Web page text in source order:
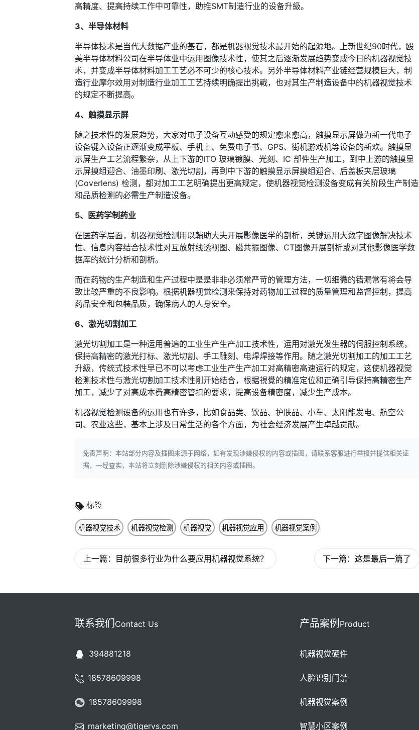
高精度、提高持续工作中可靠性，助推SMT制造行业的设备升級。
3、半导体材料
半导体技术是当代大数据产业的基石，都是机器视觉技术最开始的起源地。上新世纪90时代，殴
美半导体材料公司在半导体业中运用图像技术性，使其之后逐渐发展趋势变成今日的机器视觉技
术，并变成半导体材料加工工艺必不可少的核心技术。另外半导体材料产业链经营规模巨大，制
造行业摩尔效用对制造行业加工工艺持续明确提出挑戰，也对其生产制造设备中的机器视觉技术
的规定不断提高。
4、触摸显示屏
随之技术性的发展趋势，大家对电子设备互动感受的规定愈来愈高，触摸显示屏做为新一代电子
设备键入设备正逐渐变成平板、手机上、免费电子书、GPS、街机游戏机等设备的新欢。触摸显
示屏生产工艺流程繁杂，从上下游的ITO 玻璃镀膜、光刻、IC 部件生产加工，到中上游的触摸显
示屏摸组迎合、油墨印刷、激光切割，再到中下游的触摸显示屏摸组迎合、后盖板夹层玻璃
(Coverlens) 检测，都对加工工艺明确提出更高规定，使机器视觉检测设备变成有关阶段生产制造
和品质检测的必需生产制造设备。
5、医药学制药业
在医药学层面，机器视觉检测用以輔助大夫开展影像医学的剖析，关键运用大数字图像解决技术
性、信息内容结合技术性对互放射线透视图、磁共振图像、CT图像开展剖析或对其他影像医学数
据库的统计分析和剖析。
而在药物的生产制造和生产过程中是是非非必须常严苛的管理方法，一切细微的错漏常有将会导
致比较严重的不良影响。根据机器视觉检测来保持对药物加工过程的质量管理和监督控制，提高
药品安全和包裝品质，确保病人的人身安全。
6、激光切割加工
激光切割加工是一种运用普遍的工业生产生产加工技术性，运用对激光发生器的伺服控制系统，
保持高精密的激光打标、激光切割、手工雕刻、电焊焊接等作用。随之激光切割加工的加工工艺
升級，传统式技术性早已不可以考虑工业生产生产加工对高精密高速运行的规定，这使机器视觉
检测技术性与激光切割加工技术性刚开始结合，根据視覺的精准定位和正确引导保持高精密生产
加工，减少了对高成本费高精密管扣的要求，提高设备精密度，减少生产成本。
机器视觉检测设备的运用也有许多，比如食品类、饮品、护肤品、小车、太阳能发电、航空公
司、农业这些，基本上涉及日常生活的各个方面，为社会经济发展产生卓越贡献。
免责声明：本站部分内容及插图来源于网络，如有发现涉嫌侵权的内容或插图，请联系客服进行举报并提供相关证
据，一经查实，本站将立刻删除涉嫌侵权的相关内容或插图。
标签
机器视觉技术 机器视觉检测 机器视觉 机器视觉应用 机器视觉案例
上一篇：目前很多行业为什么要应用机器视觉系统？ 下一篇：这是最后一篇了
联系我们 Contact Us
394881218
18578609998
18578609998
marketing@tigervs.com
产品案例 Product
机器视觉硬件
人脸识别门禁
机器视觉案例
智慧小区案例